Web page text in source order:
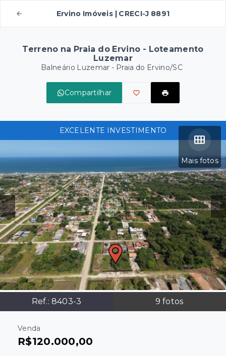
Ervino Imóveis | CRECI-J 8891
Terreno na Praia do Ervino - Loteamento
Luzemar
Balneário Luzemar - Praia do Ervino/SC
Compartilhar
Mais fotos
Ref.: 8403-3 9 fotos
EXCELENTE INVESTIMENTO
Venda
R$120.000,00